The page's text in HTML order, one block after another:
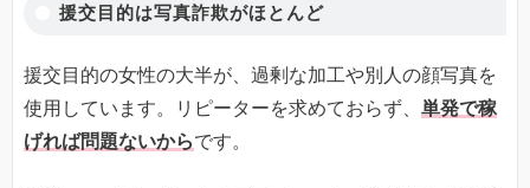
援交目的は写真詐欺がほとんど
援交目的の女性の大半が、過剰な加工や別人の顔写真を
使用しています。リピーターを求めておらず、 単発で稼
げれば問題ないからです。